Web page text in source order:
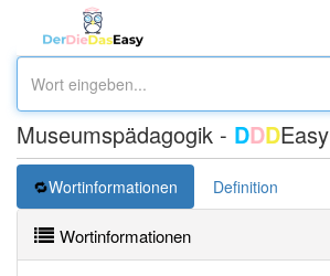
Museumspädagogik - DDDEasy
Wortinformationen Definition
Wortinformationen